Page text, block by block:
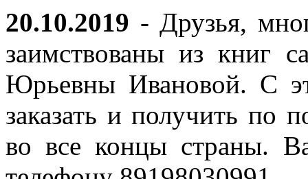
20.10.2019 - Друзья,
заимствованы из книг
Юрьевны Ивановой. С
заказать и получить по
во все концы страны.